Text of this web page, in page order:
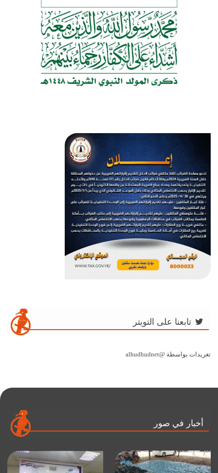
تابعنا على التويتر
تغريدات بواسطة @alhudhudnet
أخبار في صور